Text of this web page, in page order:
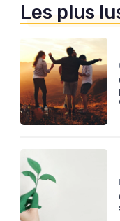
Les plus